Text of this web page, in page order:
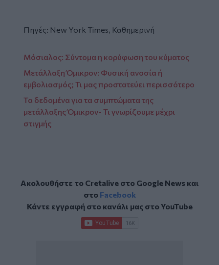
Πηγές: New York Times, Καθημερινή
Μόσιαλος: Σύντομα η κορύφωση του κύματος
Μετάλλαξη Όμικρον: Φυσική ανοσία ή
εμβολιασμός; Τι μας προστατεύει περισσότερο
Τα δεδομένα για τα συμπτώματα της
μετάλλαξης Όμικρον- Τι γνωρίζουμε μέχρι
στιγμής
Ακολουθήστε το Cretalive στο Google Newsκαι
στο Facebook
Κάντε εγγραφή στο κανάλι μας στοYouTube